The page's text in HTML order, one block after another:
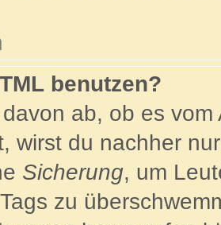
benutzen?
ab, ob es
wirst du nachher
Sicherung, um
zu